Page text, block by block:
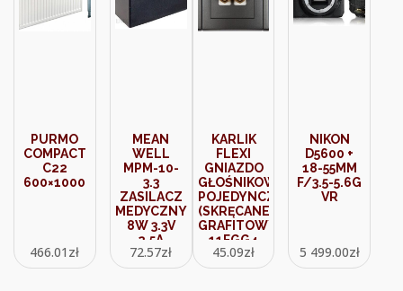
PURMO
COMPACT
C22
600×1000
466.01 zł
MEAN
WELL
MPM-10-
3.3
ZASILACZ
MEDYCZNY
8W 3.3V
2.5A
(MPM1033)
72.57zł
KARLIK
FLEXI
GNIAZDO
GŁOŚNIKOWE
POJEDYNCZE
(SKRĘCANE)
GRAFITOWY
11FGG4
45.09zł
NIKON
D5600 +
18-55MM
F/3.5-5.6G
VR
5 499.00zł